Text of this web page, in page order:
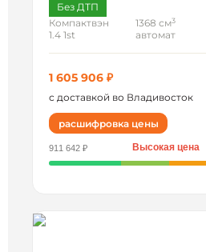
Без ДТП
Компактвэн
1.4 1st
1368 см3
автомат
1 605 906 ₽
с доставкой во Владивосток
расшифровка цены
911 642 ₽ Высокая цена